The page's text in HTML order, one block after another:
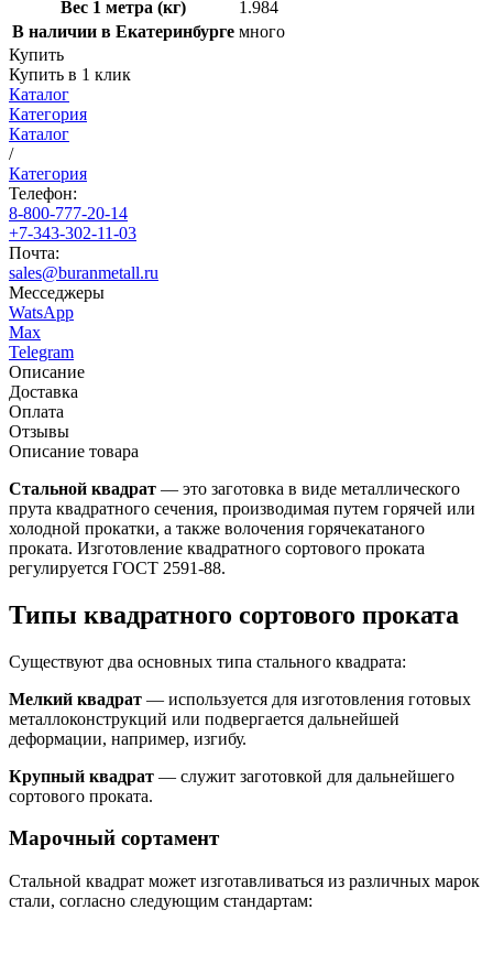
Вес 1 метра (кг)
1.984
В наличии в Екатеринбурге много
Купить
Купить в 1 клик
Каталог
Категория
Каталог
/
Категория
Телефон:
8-800-777-20-14
+7-343-302-11-03
Почта:
sales@buranmetall.ru
Месседжеры
WatsApp
Max
Telegram
Описание
Доставка
Оплата
Отзывы
Описание товара
Стальной квадрат — это заготовка в виде металлического
прута квадратного сечения, производимая путем горячей или
холодной прокатки, а также волочения горячекатаного
проката. Изготовление квадратного сортового проката
регулируется ГОСТ 2591-88.
Типы квадратного сортового проката
Существуют два основных типа стального квадрата:
Мелкий квадрат — используется для изготовления готовых
металлоконструкций или подвергается дальнейшей
деформации, например, изгибу.
Крупный квадрат — служит заготовкой для дальнейшего
сортового проката.
Марочный сортамент
Стальной квадрат может изготавливаться из различных марок
стали, согласно следующим стандартам: